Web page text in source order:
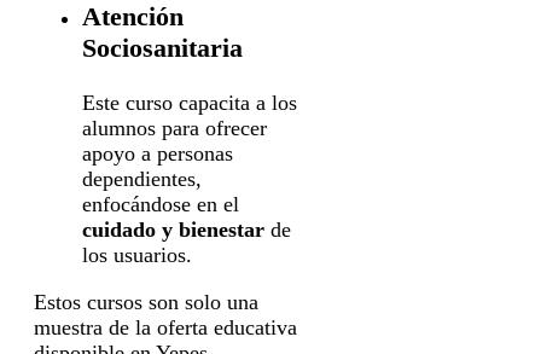
Atención
Sociosanitaria
Este curso capacita a los
alumnos para ofrecer
apoyo a personas
dependientes,
enfocándose en el
cuidado y bienestar de
los usuarios.
Estos cursos son solo una
muestra de la oferta educativa